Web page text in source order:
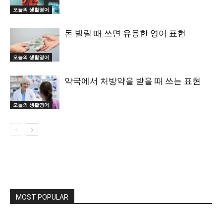
오늘의 생활영어
오늘의 생활영어
돈 빌릴 때 쓰면 유용한 영어 표현
오늘의 생활영어
약국에서 처방약을 받을 때 쓰는 표현
MOST POPULAR